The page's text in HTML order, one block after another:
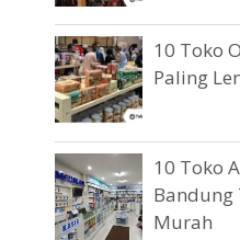
10 Toko
Paling
10 Toko
Bandung
Murah